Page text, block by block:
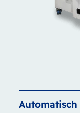
Automatisch